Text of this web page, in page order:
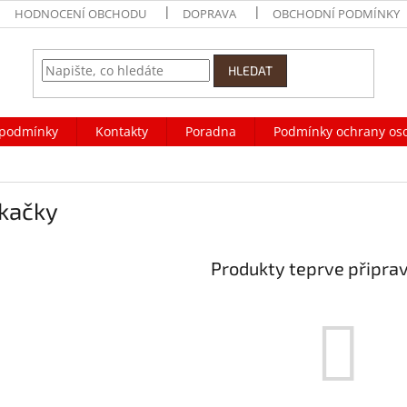
HODNOCENÍ OBCHODU DOPRAVA OBCHODNÍ PODMÍNKY
HLEDAT
Kontakty Poradna Podmínky ochrany
Produkty teprve